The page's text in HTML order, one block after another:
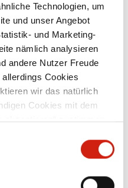
Technologien, um
und unser Angebot
und Marketing-
nämlich analysieren
andere Nutzer Freude
Cookies
wir das natürlich
Cookies mit dem
akzeptieren“ zustimmen
24 V
zwei Nippel, lose
€